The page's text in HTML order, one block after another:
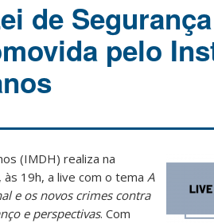
de
pelo
(IMDH) realiza na
, às 19h, a live com o tema A
e os novos crimes contra
e perspectivas. Com